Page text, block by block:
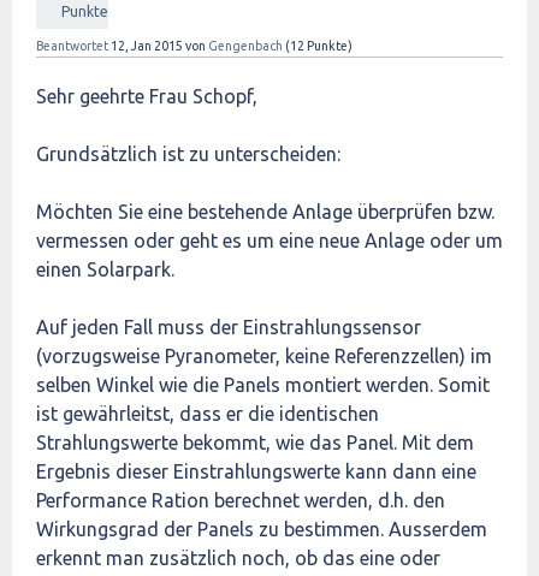
Punkte
Beantwortet 12, Jan 2015 von Gengenbach (12 Punkte)
Sehr geehrte Frau Schopf,
Grundsätzlich ist zu unterscheiden:
Möchten Sie eine bestehende Anlage überprüfen bzw.
vermessen oder geht es um eine neue Anlage oder um
einen Solarpark.
Auf jeden Fall muss der Einstrahlungssensor
(vorzugsweise Pyranometer, keine Referenzzellen) im
selben Winkel wie die Panels montiert werden. Somit
ist gewährleitst, dass er die identischen
Strahlungswerte bekommt, wie das Panel. Mit dem
Ergebnis dieser Einstrahlungswerte kann dann eine
Performance Ration berechnet werden, d.h. den
Wirkungsgrad der Panels zu bestimmen. Ausserdem
erkennt man zusätzlich noch, ob das eine oder